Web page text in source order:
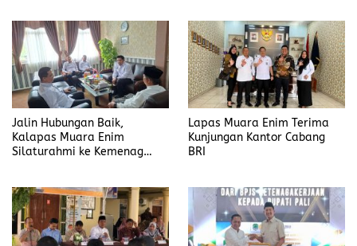
Jalin Hubungan Baik,
Kalapas Muara Enim
Silaturahmi ke Kemenag
Lapas Muara Enim Terima
Kunjungan Kantor Cabang
BRI